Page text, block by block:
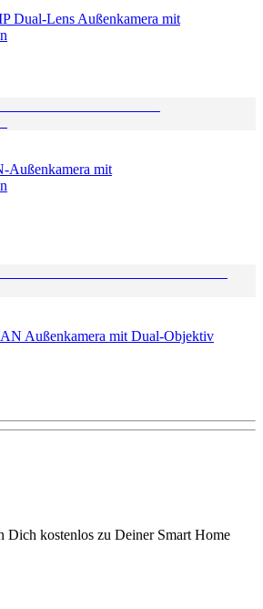
Dual-Lens Außenkamera mit
Außenkamera mit
Außenkamera mit Dual-Objektiv
Dich kostenlos zu Deiner Smart Home